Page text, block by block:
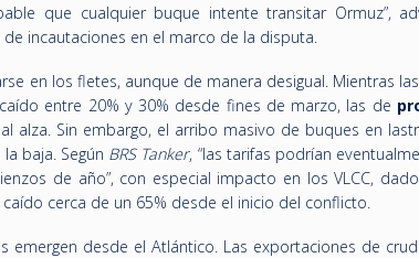
que cualquier buque intente transitar Ormuz”,
incautaciones en el marco de la disputa.
en los fletes, aunque de manera desigual. Mientras las
entre 20% y 30% desde fines de marzo, las de
alza. Sin embargo, el arribo masivo de buques en
baja. Según BRS Tanker, “las tarifas podrían
de año”, con especial impacto en los VLCC,
cerca de un 65% desde el inicio del conflicto.
emergen desde el Atlántico. Las exportaciones de